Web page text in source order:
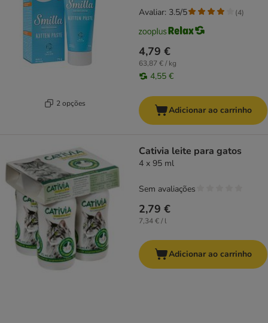
2 opções
4,79 €
63,87 € / kg
4,55 €
Avaliar: 3.5/5 (4)
Adicionar ao carrinho
Cativia leite para gatos
4 x 95 ml
2,79 €
7,34 € / l
Sem avaliações
Adicionar ao carrinho